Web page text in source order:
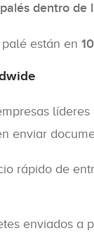
dentro de
están en
enviar
rápido de
enviados a